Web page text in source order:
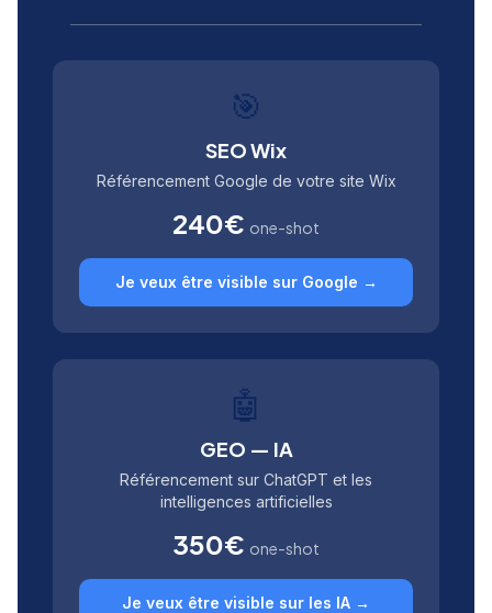
🎯
SEO Wix
Référencement Google de votre site Wix
240€ one-shot
Je veux être visible sur Google →
🤖
GEO — IA
Référencement sur ChatGPT et les
intelligences artificielles
350€ one-shot
Je veux être visible sur les IA →